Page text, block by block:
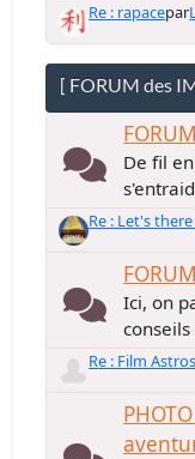
Re : rapacepar
[ FORUM des
De fil
Re : Let's
Ici, on
Re : Film